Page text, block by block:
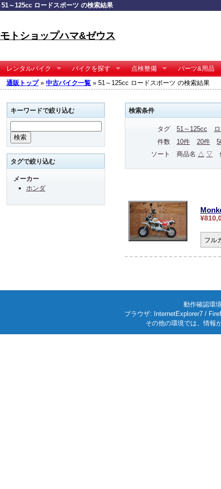
51～125cc ロードスポーツ の検索結果
モトショップハマ&ゼウス
レンタルバイク バイクを探す 点検整備
パーツ&用品
通販トップ» 中古バイク一覧 » 51～125cc ロードスポーツ の検索結果
検索条件
タグ 51～125cc
件数
10件 20件
ソート
商品名 △ ▽
フル
キーワードで絞り込む
タグで絞り込む
メーカー
ホンダ
動作確認環
ブラウザ: InternetExplorer7 /
その他の環境では、情報